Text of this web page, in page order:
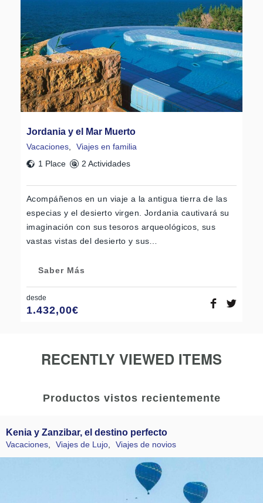
Jordania y el Mar Muerto
Vacaciones
Viajes en familia
1 Place
2 Actividades
Acompáñenos en un viaje a la antigua tierra de las
especias y el desierto virgen. Jordania cautivará su
imaginación con sus tesoros arqueológicos, sus
vastas vistas del desierto y sus…
Saber Más
desde
1.432,00€
RECENTLY VIEWED ITEMS
Productos vistos recientemente
Kenia y Zanzibar, el destino perfecto
Vacaciones Viajes de Lujo Viajes de novios